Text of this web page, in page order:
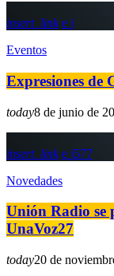
insert_link
Eventos
Expresiones de
today8 de junio de
insert_link
577
Novedades
Unión Radio se
UnaVoz27
today20 de